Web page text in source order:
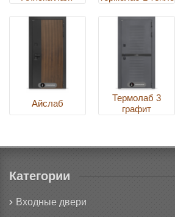
Айслаб
Термолаб 3
графит
Категории
Входные двери